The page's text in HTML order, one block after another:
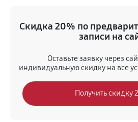
1500 руб 60
Замена датчика
2280 руб 60
Ремонт или замена
Скидка 20% по
записи на
Оставьте заявку через
индивидуальную скидку на все
Получить скидку